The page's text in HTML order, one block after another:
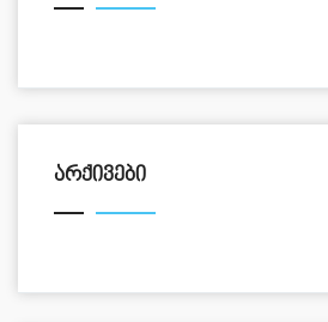
ᲐᲠᲥᲘᲕᲔᲑᲘ